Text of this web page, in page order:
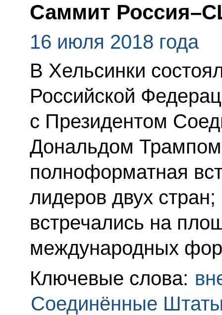
Саммит
16 июля 2018 года
В Хельсинки
Российской
с Президентом
Дональдом
полноформатная
лидеров двух
встречались на
международных
Ключевые слова:
Соединённые